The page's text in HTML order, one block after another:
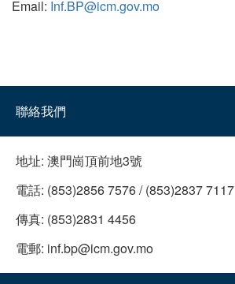
Email: Inf.BP@icm.gov.mo
聯絡我們
地址: 澳門崗頂前地3號
電話: (853)2856 7576 / (853)2837 7117
傳真: (853)2831 4456
電郵: inf.bp@icm.gov.mo